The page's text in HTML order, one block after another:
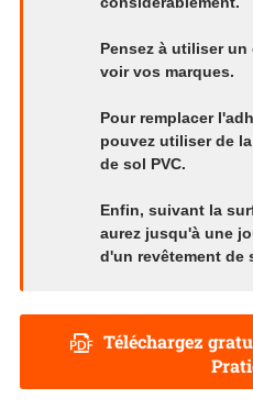
Pensez à utiliser
voir vos marques.
Pour remplacer
pouvez utiliser de
de sol PVC.
Enfin, suivant la
aurez jusqu'à une
d'un revêtement de
Téléchargez